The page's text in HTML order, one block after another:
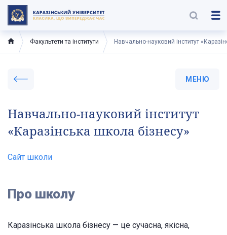
Факультети та інститути Навчально-науковий інститут
МЕНЮ
Навчально-науковий інститут
«Каразінська школа бізнесу»
Сайт школи
Про школу
Каразінська школа бізнесу — це сучасна, якісна,